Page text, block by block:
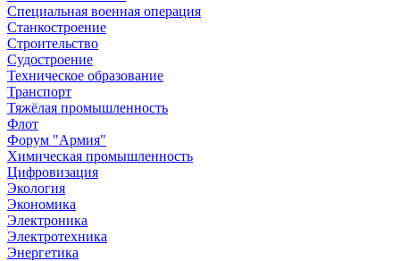
Специальная военная операция
Станкостроение
Строительство
Судостроение
Техническое образование
Транспорт
Тяжёлая промышленность
Флот
Форум "Армия"
Химическая промышленность
Цифровизация
Экология
Экономика
Электроника
Электротехника
Энергетика